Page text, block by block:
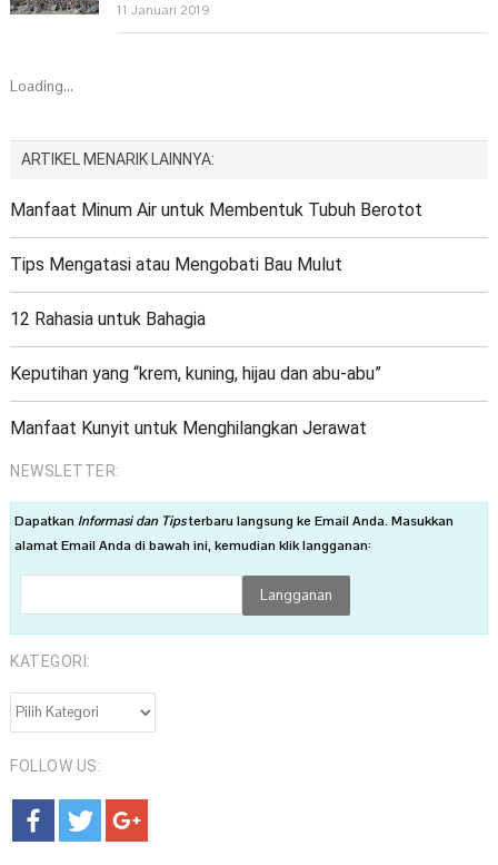
11 Januari 2019
Loading...
ARTIKEL MENARIK LAINNYA:
Manfaat Minum Air untuk Membentuk Tubuh Berotot
Tips Mengatasi atau Mengobati Bau Mulut
12 Rahasia untuk Bahagia
Keputihan yang “krem, kuning, hijau dan abu-abu”
Manfaat Kunyit untuk Menghilangkan Jerawat
NEWSLETTER:
DapatkanInformasi dan Tipsterbaru langsung ke Email Anda. Masukkan
alamat Email Anda di bawah ini, kemudian klik langganan:
KATEGORI:
KATEGORI:
FOLLOW US: